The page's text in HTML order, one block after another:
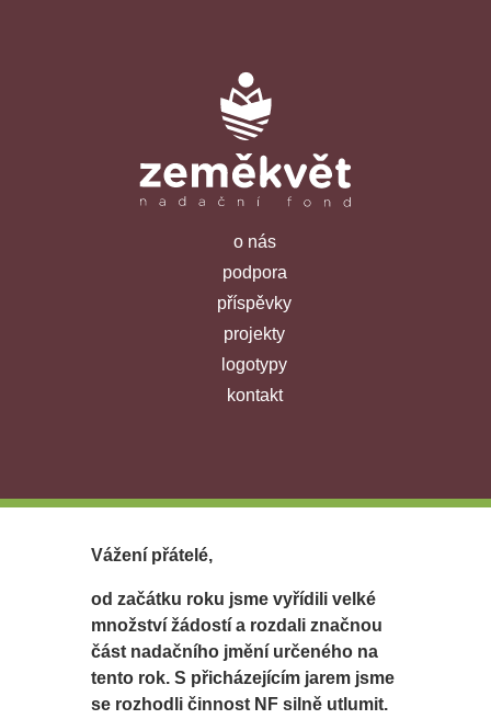
o nás
podpora
příspěvky
projekty
logotypy
kontakt
Vážení přátelé,
od začátku roku jsme vyřídili velké
množství žádostí a rozdali značnou
část nadačního jmění určeného na
tento rok. S přicházejícím jarem jsme
se rozhodli činnost NF silně utlumit.